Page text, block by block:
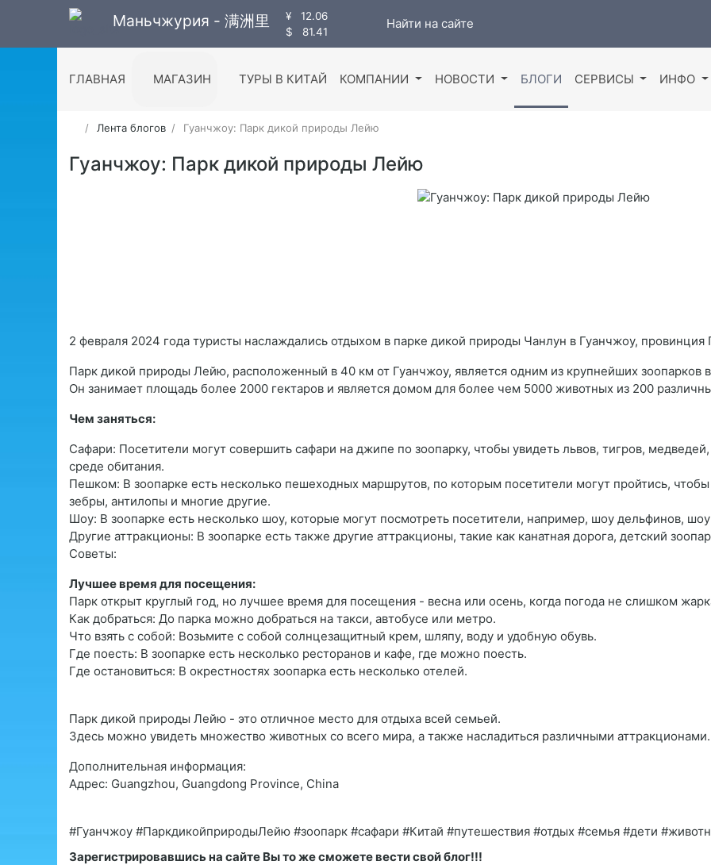
Маньчжурия - 满洲里 ¥
12.06
$
81.41
Найти на сайте
ГЛАВНАЯ МАГАЗИН ТУРЫ В КИТАЙ КОМПАНИИ НОВОСТИ БЛОГИ СЕРВИСЫ ИНФО
Лента блогов Гуанчжоу: Парк дикой природы Лейю
Гуанчжоу: Парк дикой природы Лейю
2 февраля 2024 года туристы наслаждались отдыхом в парке дикой природы Чанлун в Гуанчжоу, провинция
Парк дикой природы Лейю, расположенный в 40 км от Гуанчжоу, является одним из крупнейших зоопарков
Он занимает площадь более 2000 гектаров и является домом для более чем 5000 животных из 200
Чем заняться:
Сафари: Посетители могут совершить сафари на джипе по зоопарку, чтобы увидеть львов, тигров,
среде обитания.
Пешком: В зоопарке есть несколько пешеходных маршрутов, по которым посетители могут пройтись,
зебры, антилопы и многие другие.
Шоу: В зоопарке есть несколько шоу, которые могут посмотреть посетители, например, шоу дельфинов,
Другие аттракционы: В зоопарке есть также другие аттракционы, такие как канатная дорога, детский
Советы:
Лучшее время для посещения:
Парк открыт круглый год, но лучшее время для посещения - весна или осень, когда погода не слишком
Как добраться: До парка можно добраться на такси, автобусе или метро.
Что взять с собой: Возьмите с собой солнцезащитный крем, шляпу, воду и удобную обувь.
Где поесть: В зоопарке есть несколько ресторанов и кафе, где можно поесть.
Где остановиться: В окрестностях зоопарка есть несколько отелей.
Парк дикой природы Лейю - это отличное место для отдыха всей семьей.
Здесь можно увидеть множество животных со всего мира, а также насладиться различными аттракционами.
Дополнительная информация:
Адрес: Guangzhou, Guangdong Province, China
#Гуанчжоу #ПаркдикойприродыЛейю #зоопарк #сафари #Китай #путешествия #отдых #семья #дети
Зарегистрировавшись на сайте Вы то же сможете вести свой блог!!!